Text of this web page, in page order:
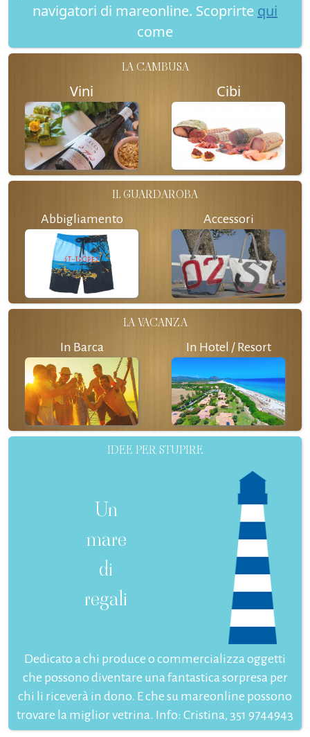
navigatori di mareonline. Scoprirte qui
come
LA CAMBUSA
Vini Cibi
IL GUARDAROBA
Abbigliamento Accessori
LA VACANZA
In Barca In Hotel / Resort
IDEE PER STUPIRE
Un
mare
di
regali
Dedicato a chi produce o commercializza oggetti
che possono diventare una fantastica sorpresa per
chi li riceverà in dono. E che su mareonline possono
trovare la miglior vetrina. Info: Cristina, 351 9744943